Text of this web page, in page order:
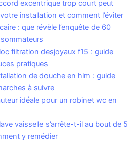
excentrique trop court peut
installation et comment l’éviter
: que révèle l’enquête de 60
filtration desjoyaux f15 : guide
pratiques
de douche en hlm : guide
à suivre
idéale pour un robinet wc en
vaisselle s’arrête-t-il au bout de 5
y remédier